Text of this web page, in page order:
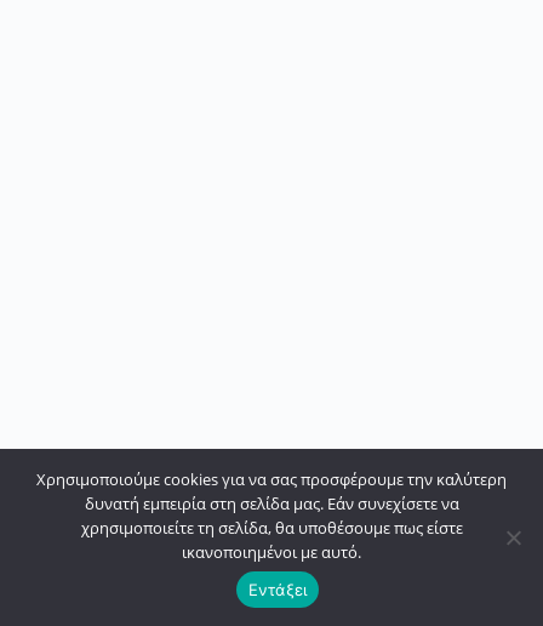
Χρησιμοποιούμε cookies για να σας προσφέρουμε την καλύτερη
δυνατή εμπειρία στη σελίδα μας. Εάν συνεχίσετε να
χρησιμοποιείτε τη σελίδα, θα υποθέσουμε πως είστε
ικανοποιημένοι με αυτό.
Εντάξει